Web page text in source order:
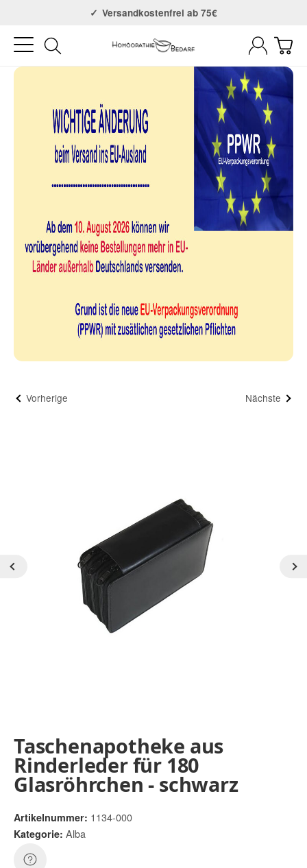
Versandkostenfrei ab 75€
Vorherige Nächste
Taschenapotheke aus
Rinderleder für 180
Glasröhrchen - schwarz
Artikelnummer: 1134-000
Kategorie: Alba